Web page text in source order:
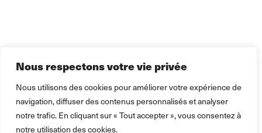
Nous respectons votre vie privée
Nous utilisons des cookies pour améliorer votre expérience de
navigation, diffuser des contenus personnalisés et analyser
notre trafic. En cliquant sur « Tout accepter », vous consentez à
notre utilisation des cookies.